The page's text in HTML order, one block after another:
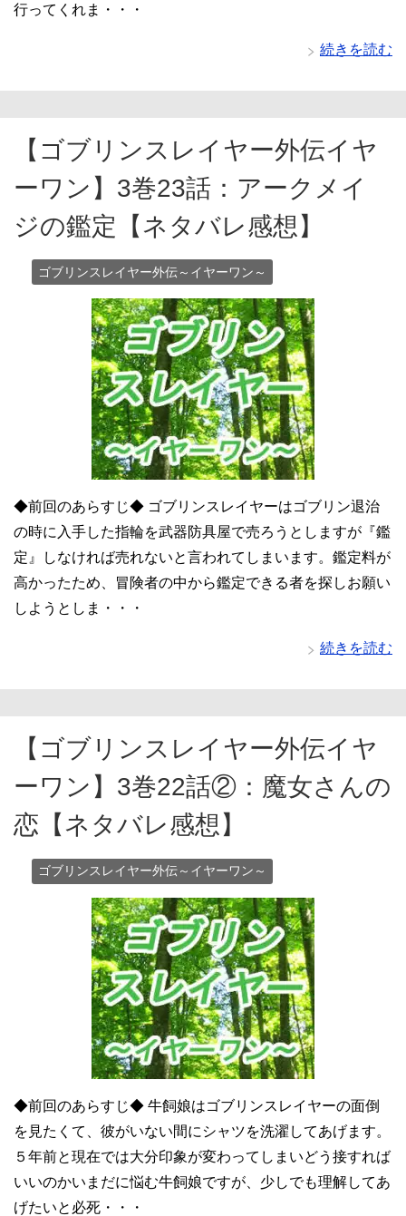
行ってくれま・・・
続きを読む
【ゴブリンスレイヤー外伝イヤ
ーワン】3巻23話：アークメイ
ジの鑑定【ネタバレ感想】
ゴブリンスレイヤー外伝～イヤーワン～
◆前回のあらすじ◆ ゴブリンスレイヤーはゴブリン退治
の時に入手した指輪を武器防具屋で売ろうとしますが『鑑
定』しなければ売れないと言われてしまいます。鑑定料が
高かったため、冒険者の中から鑑定できる者を探しお願い
しようとしま・・・
続きを読む
【ゴブリンスレイヤー外伝イヤ
ーワン】3巻22話②：魔女さんの
恋【ネタバレ感想】
ゴブリンスレイヤー外伝～イヤーワン～
◆前回のあらすじ◆ 牛飼娘はゴブリンスレイヤーの面倒
を見たくて、彼がいない間にシャツを洗濯してあげます。
５年前と現在では大分印象が変わってしまいどう接すれば
いいのかいまだに悩む牛飼娘ですが、少しでも理解してあ
げたいと必死・・・